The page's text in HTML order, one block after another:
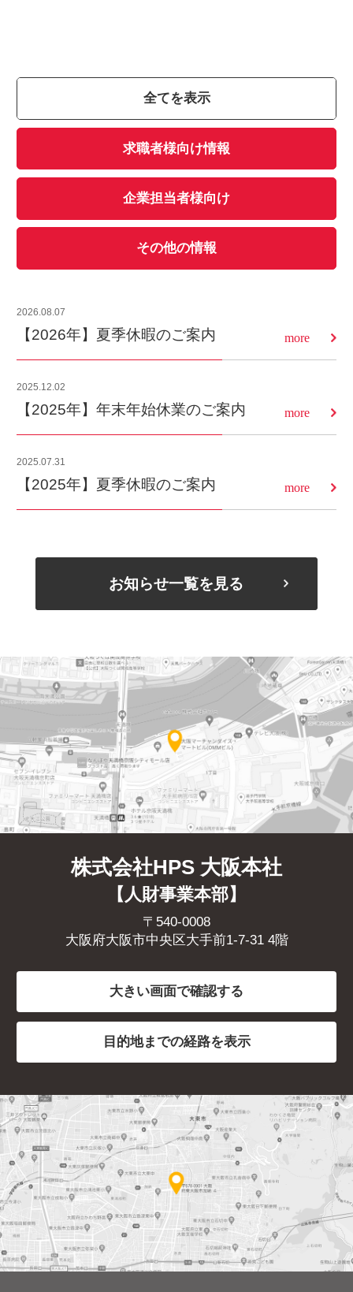
全てを表示
求職者様向け情報
企業担当者様向け
その他の情報
2026.08.07
【2026年】夏季休暇のご案内 more
2025.12.02
【2025年】年末年始休業のご案内 more
2025.07.31
【2025年】夏季休暇のご案内 more
お知らせ一覧を見る
株式会社HPS 大阪本社
【人財事業本部】
〒540-0008
大阪府大阪市中央区大手前1-7-31 4階
大きい画面で確認する
目的地までの経路を表示